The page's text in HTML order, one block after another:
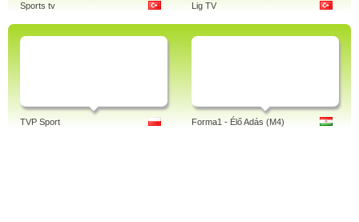
Sports tv Lig TV
TVP Sport Forma1 - Élő Adás (M4)